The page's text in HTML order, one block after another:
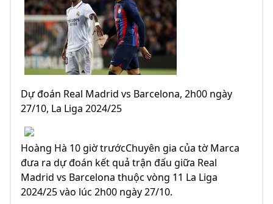
Dự đoán Real Madrid vs Barcelona, 2h00 ngày
27/10, La Liga 2024/25
Hoàng Hà 10 giờ trướcChuyên gia của tờ Marca
đưa ra dự đoán kết quả trận đấu giữa Real
Madrid vs Barcelona thuộc vòng 11 La Liga
2024/25 vào lúc 2h00 ngày 27/10.